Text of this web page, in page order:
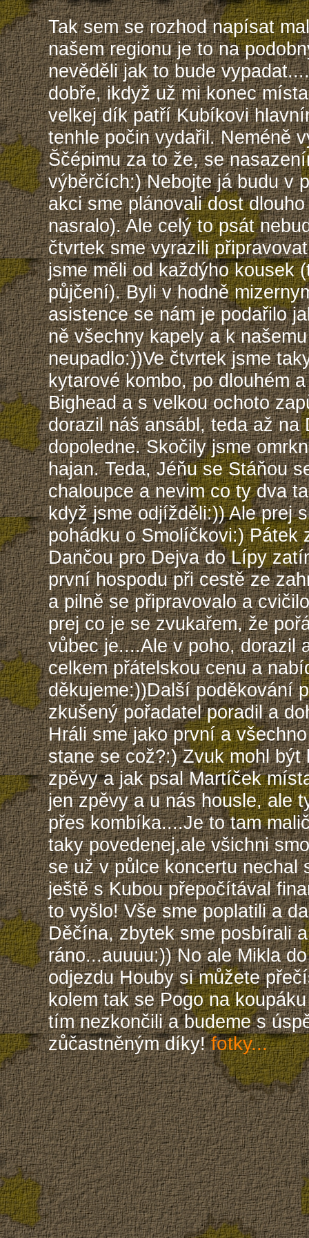
Tak sem se rozhod napísat
našem regionu je to na
nevěděli jak to bude
dobře, ikdyž už mi konec
velkej dík patří Kubíkovi
tenhle počin vydařil. Neméně
Ščépimu za to že, se
výběrčích:) Nebojte já budu v
akci sme plánovali dost
nasralo). Ale celý to psát
čtvrtek sme vyrazili
jsme měli od každýho kousek
půjčení). Byli v hodně
asistence se nám je podařilo
ně všechny kapely a k
neupadlo:))Ve čtvrtek jsme
kytarové kombo, po dlouhém
Bighead a s velkou ochoto
dorazil náš ansábl, teda až
dopoledne. Skočily jsme
hajan. Teda, Jéňu se Stáňou
chaloupce a nevim co ty dva
když jsme odjížděli:)) Ale prej
pohádku o Smolíčkovi:) Pátek
Dančou pro Dejva do Lípy
první hospodu při cestě ze
a pilně se připravovalo a
prej co je se zvukařem, že
vůbec je....Ale v poho, dorazil
celkem přátelskou cenu a
děkujeme:))Další poděkování
zkušený pořadatel poradil a
Hráli sme jako první a
stane se což?:) Zvuk mohl
zpěvy a jak psal Martíček
jen zpěvy a u nás housle, ale
přes kombíka....Je to tam
taky povedenej,ale všichni
se už v půlce koncertu nechal
ještě s Kubou přepočítával
to vyšlo! Vše sme poplatili a
Děčína, zbytek sme posbírali
ráno...auuuu:)) No ale Mikla
odjezdu Houby si můžete
kolem tak se Pogo na
tím nezkončili a budeme s
zůčastněným díky!fotky...